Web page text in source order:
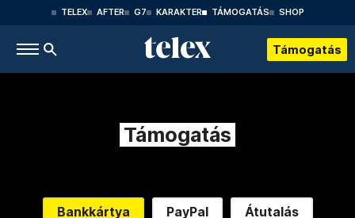
TELEX AFTER G7 KARAKTER TÁMOGATÁS SHOP
Támogatás
Támogatás
Bankkártya PayPal Átutalás